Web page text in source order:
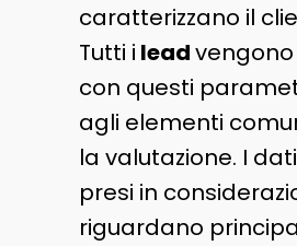
caratterizzano il
Tutti i leadvengono
con questi
agli elementi
la valutazione. I
presi in
riguardano